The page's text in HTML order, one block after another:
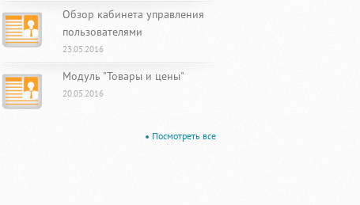
Обзор кабинета управления
пользователями
23.05.2016
Модуль "Товары и цены"
20.05.2016
Посмотреть все